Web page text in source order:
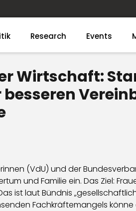
Research Events
Wirtschaft:
(VdU) und der
und Familie ein. Das Ziel:
ist laut Bündnis
Fachkräftemangels